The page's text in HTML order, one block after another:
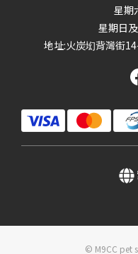
星期
星期日
地址:火炭㘭背灣街
© M9CC pet